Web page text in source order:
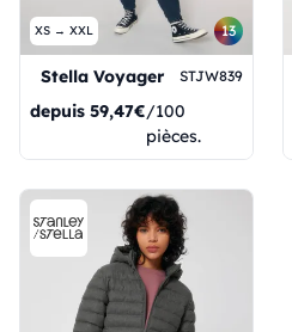
XS → XXL 13
Stella Voyager STJW839
depuis 59,47€/100
pièces.